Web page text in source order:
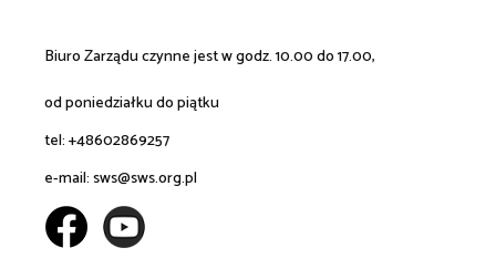
Biuro Zarządu czynne jest w godz. 10.00 do 17.00,
od poniedziałku do piątku
tel: +48602869257
e-mail:sws@sws.org.pl